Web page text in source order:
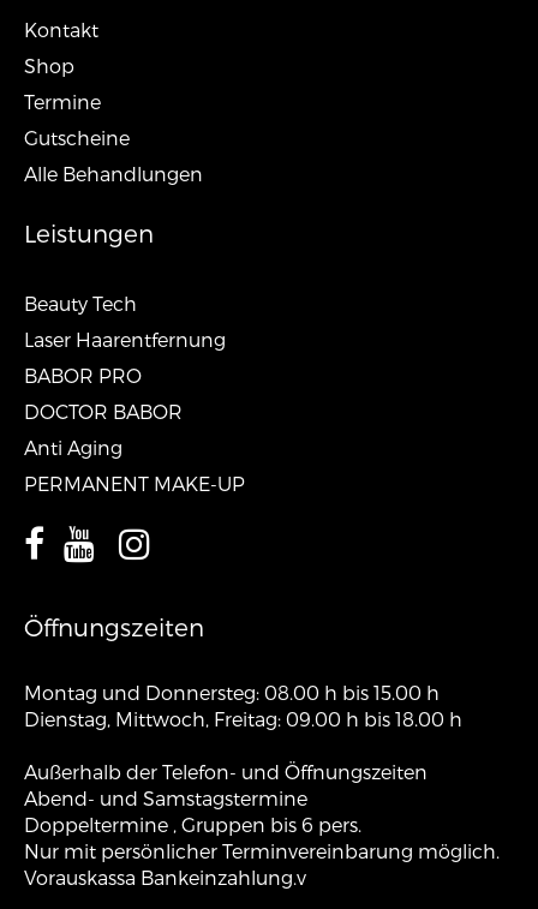
Kontakt
Shop
Termine
Gutscheine
Alle Behandlungen
Leistungen
Beauty Tech
Laser Haarentfernung
BABOR PRO
DOCTOR BABOR
Anti Aging
PERMANENT MAKE-UP
Öffnungszeiten
Montag und Donnersteg: 08.00 h bis 15.00 h
Dienstag, Mittwoch, Freitag: 09.00 h bis 18.00 h
Außerhalb der Telefon- und Öffnungszeiten
Abend- und Samstagstermine
Doppeltermine , Gruppen bis 6 pers.
Nur mit persönlicher Terminvereinbarung möglich.
Vorauskassa Bankeinzahlung.v